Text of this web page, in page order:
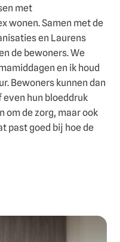
met
wonen. Samen met de
en Laurens
de bewoners. We
en ik houd
Bewoners kunnen dan
hun bloeddruk
om de zorg, maar ook
past goed bij hoe de